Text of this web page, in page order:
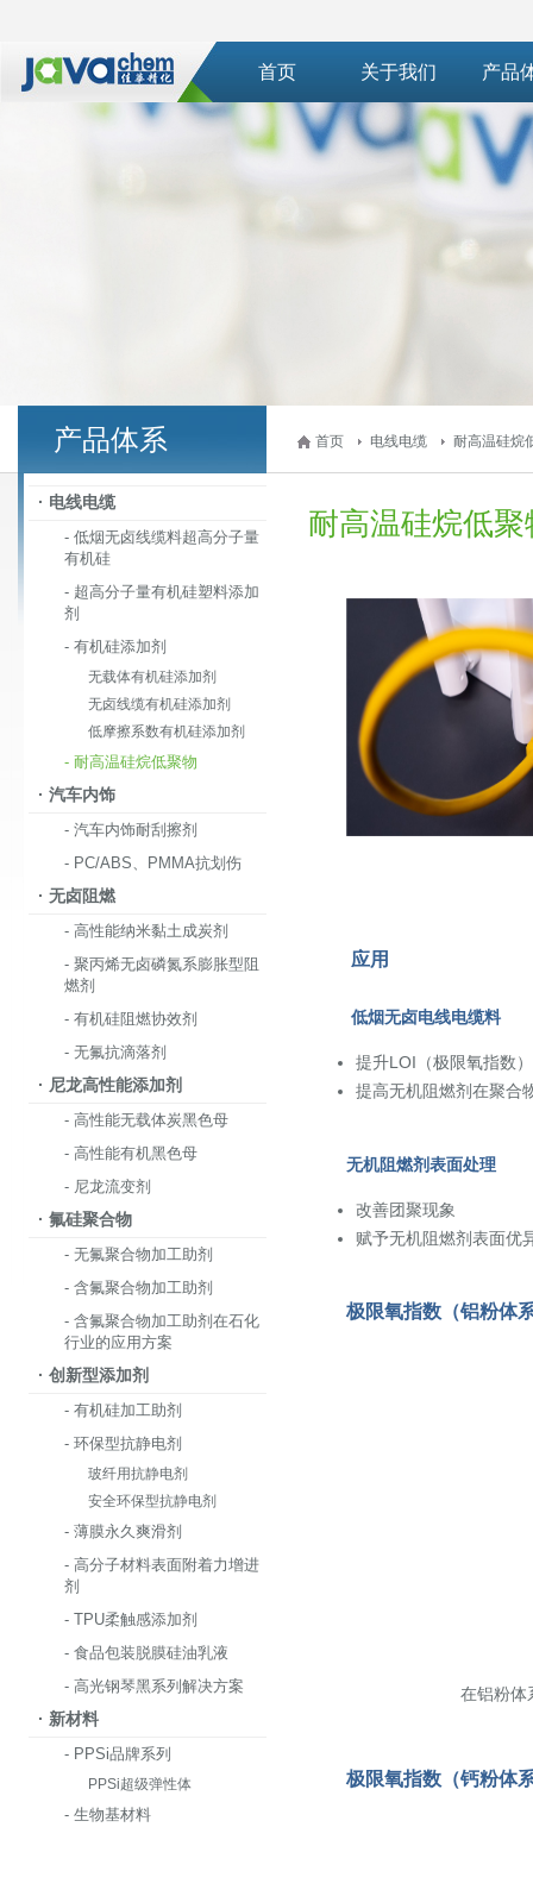
首页 关于我们 产品
首页 电线电缆 耐高温硅烷
产品体系
· 电线电缆
- 低烟无卤线缆料超高分子量
有机硅
- 超高分子量有机硅塑料添加
剂
- 有机硅添加剂
无载体有机硅添加剂
无卤线缆有机硅添加剂
低摩擦系数有机硅添加剂
- 耐高温硅烷低聚物
· 汽车内饰
- 汽车内饰耐刮擦剂
- PC/ABS、PMMA抗划伤
· 无卤阻燃
- 高性能纳米黏土成炭剂
- 聚丙烯无卤磷氮系膨胀型阻
燃剂
- 有机硅阻燃协效剂
- 无氟抗滴落剂
· 尼龙高性能添加剂
- 高性能无载体炭黑色母
- 高性能有机黑色母
- 尼龙流变剂
· 氟硅聚合物
- 无氟聚合物加工助剂
- 含氟聚合物加工助剂
- 含氟聚合物加工助剂在石化
行业的应用方案
· 创新型添加剂
- 有机硅加工助剂
- 环保型抗静电剂
玻纤用抗静电剂
安全环保型抗静电剂
- 薄膜永久爽滑剂
- 高分子材料表面附着力增进
剂
- TPU柔触感添加剂
- 食品包装脱膜硅油乳液
- 高光钢琴黑系列解决方案
· 新材料
- PPSi品牌系列
PPSi超级弹性体
- 生物基材料
耐高温硅烷低
应用
低烟无
提升
提高无机阻燃剂在聚合
无机阻燃剂表面处理
改善团聚现象
赋予无机阻燃剂表面优
极限氧指数（铝粉体
在铝粉体
极限氧指数（钙粉体